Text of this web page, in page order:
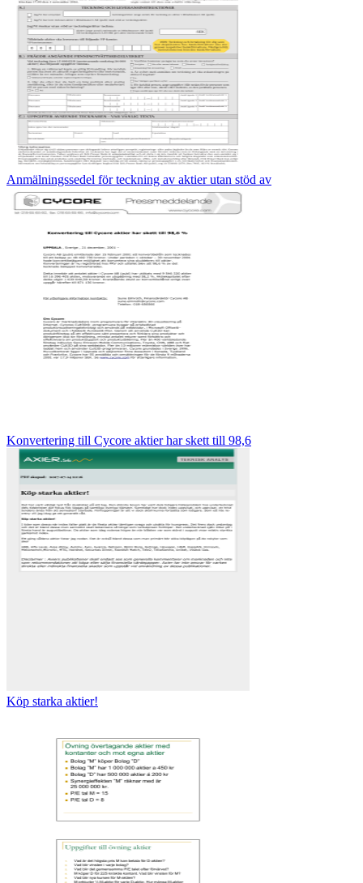
Anmälningssedel för teckning av aktier utan stöd av
Konvertering till Cycore aktier har skett till 98,6
Köp starka aktier!